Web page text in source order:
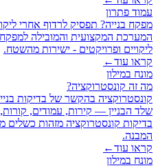
עמוד פתרון
מפקח בנייה? תפסיק לרדוף אחרי
המערכת המקצועית והמובילה
ליקויים ופרויקטים - ישירות מהשטח.
קראו עוד←
מונח במילון
מה זה קונסטרוקציה?
קונסטרוקציה בהקשר של בדיקות
שלד הבניין — קירות, עמודים,
בדיקות קונסטרוקציה מזהות כשלים
המבנה.
קראו עוד←
מונח במילון